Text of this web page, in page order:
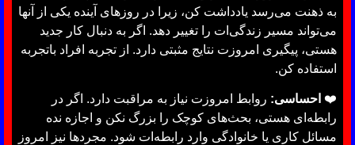
به ذهنت می‌رسد یادداشت کن، زیرا در روزهای آینده یکی از آنها
می‌تواند مسیر زندگی‌ات را تغییر دهد. اگر به دنبال کار جدید
هستی، پیگیری امروزت نتایج مثبتی دارد. از تجربه افراد باتجربه
استفاده کن.
❤️ احساسی: روابط امروزت نیاز به مراقبت دارد. اگر در
رابطه‌ای هستی، بحث‌های کوچک را بزرگ نکن و اجازه نده
مسائل کاری یا خانوادگی وارد رابطه‌ات شود. مجردها نیز امروز